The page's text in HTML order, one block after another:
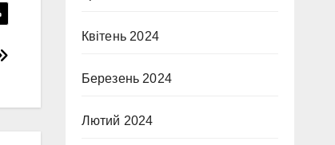
Квітень 2024
Березень 2024
Лютий 2024